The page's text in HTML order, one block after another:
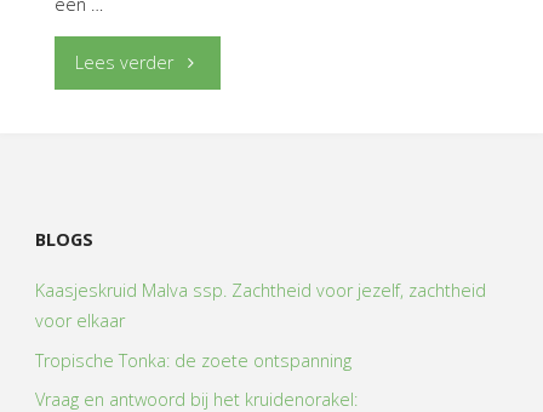
Lees verder"Wilg-
BLOGS
Kaasjeskruid Malva ssp. Zachtheid voor jezelf, zachtheid
voor elkaar
Tropische Tonka: de zoete ontspanning
Vraag en antwoord bij het kruidenorakel: